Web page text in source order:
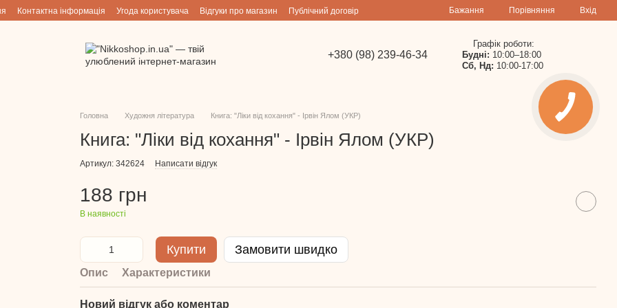
Контактна інформація Угода користувача Відгуки про магазин Публічний договір Бажання Порівняння Вхід
+380 (98) 239-46-34
Графік роботи:
Будні: 10:00–18:00
Сб, Нд: 10:00-17:00
Головна Художня література Книга: "Ліки від кохання" - Ірвін Ялом (УКР)
Книга: "Ліки від кохання" - Ірвін Ялом (УКР)
Артикул: 342624 Написати відгук
188 грн
В наявності
Купити Замовити швидко
Опис Характеристики
Новий відгук або коментар